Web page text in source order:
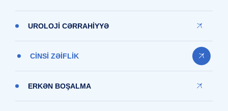
UROLOJİ CƏRRAHİYYƏ
CİNSİ ZƏİFLİK
ERKƏN BOŞALMA